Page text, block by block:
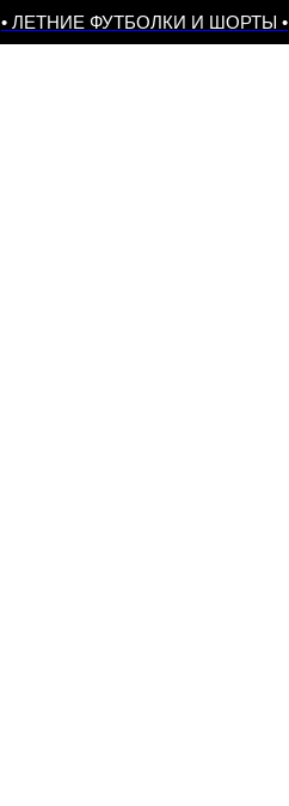
• ЛЕТНИЕ ФУТБОЛКИ И ШОРТЫ •